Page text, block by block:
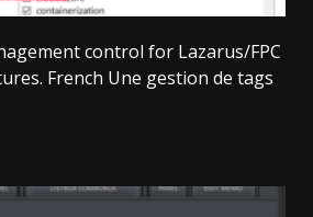
control for Lazarus/FPC
French Une gestion de tags